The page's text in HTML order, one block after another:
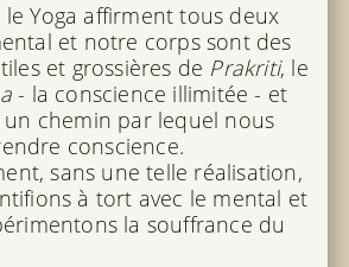
Yoga affirment tous deux
et notre corps sont des
et grossières de Prakriti, le
- la conscience illimitée - et
chemin par lequel nous
conscience.
sans une telle réalisation,
à tort avec le mental et
la souffrance du